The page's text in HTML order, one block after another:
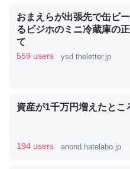
くらい。小説でいう「ずっ
ど、短期記憶というには多
─GPTの仕組みと限界について
昆虫ってカルシウム少ない
おまえらが出張先で缶ビ
るビジホのミニ冷蔵庫の
て
559 users ysd.theletter.jp
資産が1千万円増えたとこ
194 users anond.hatelabo.jp